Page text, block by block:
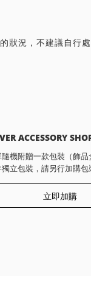
狀況，不建議自行
ACCESSORY
機附贈一款包裝（飾品
立包裝，請另行加購包
立即加購